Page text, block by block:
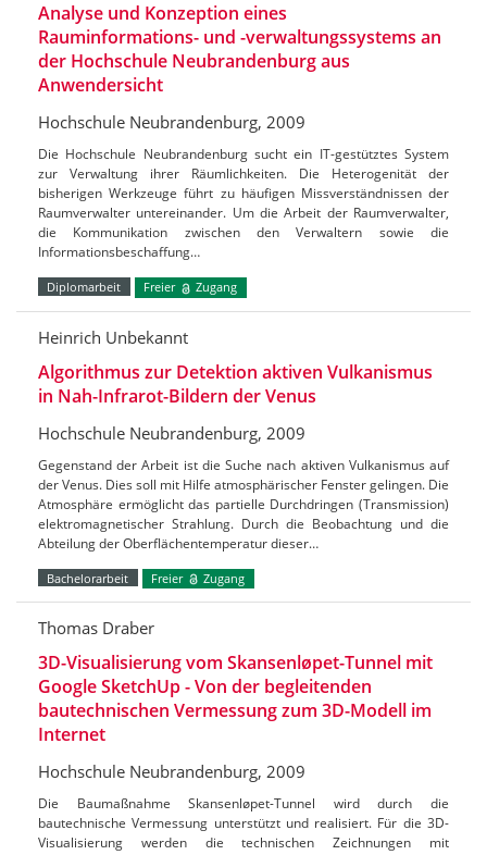
Analyse und Konzeption eines
Rauminformations- und -verwaltungssystems an
der Hochschule Neubrandenburg aus
Anwendersicht
Hochschule Neubrandenburg, 2009
Die Hochschule Neubrandenburg sucht ein IT-gestütztes System
zur Verwaltung ihrer Räumlichkeiten. Die Heterogenität der
bisherigen Werkzeuge führt zu häufigen Missverständnissen der
Raumverwalter untereinander. Um die Arbeit der Raumverwalter,
die Kommunikation zwischen den Verwaltern sowie die
Informationsbeschaffung…
Diplomarbeit Freier Zugang
Heinrich Unbekannt
Algorithmus zur Detektion aktiven Vulkanismus
in Nah-Infrarot-Bildern der Venus
Hochschule Neubrandenburg, 2009
Gegenstand der Arbeit ist die Suche nach aktiven Vulkanismus auf
der Venus. Dies soll mit Hilfe atmosphärischer Fenster gelingen. Die
Atmosphäre ermöglicht das partielle Durchdringen (Transmission)
elektromagnetischer Strahlung. Durch die Beobachtung und die
Abteilung der Oberflächentemperatur dieser…
Bachelorarbeit Freier Zugang
Thomas Draber
3D-Visualisierung vom Skansenløpet-Tunnel mit
Google SketchUp - Von der begleitenden
bautechnischen Vermessung zum 3D-Modell im
Internet
Hochschule Neubrandenburg, 2009
Die Baumaßnahme Skansenløpet-Tunnel wird durch die
bautechnische Vermessung unterstützt und realisiert. Für die 3D-
Visualisierung werden die technischen Zeichnungen mit